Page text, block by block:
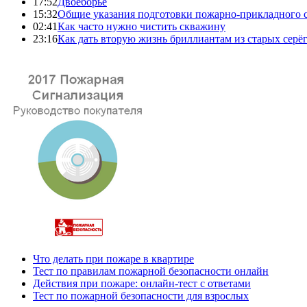
15:32Общие указания подготовки пожарно-прикладного
02:41Как часто нужно чистить скважину
23:16Как дать вторую жизнь бриллиантам из старых серёг
Что делать при пожаре в квартире
Тест по правилам пожарной безопасности онлайн
Действия при пожаре: онлайн-тест с ответами
Тест по пожарной безопасности для взрослых